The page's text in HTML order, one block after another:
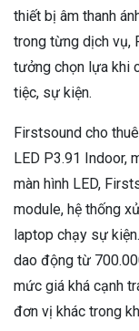
thiết bị âm thanh
trong từng dịch vụ,
tưởng chọn lựa khi
tiệc, sự kiện.
Firstsound cho
LED P3.91 Indoor,
màn hình LED,
module, hệ thống
laptop chạy sự
dao động từ
mức giá khá cạnh
đơn vị khác trong